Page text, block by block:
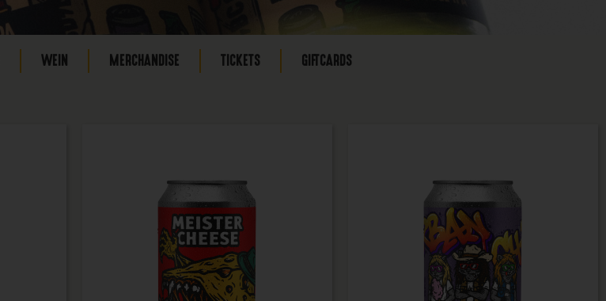
WEIN MERCHANDISE TICKETS GIFTCARDS